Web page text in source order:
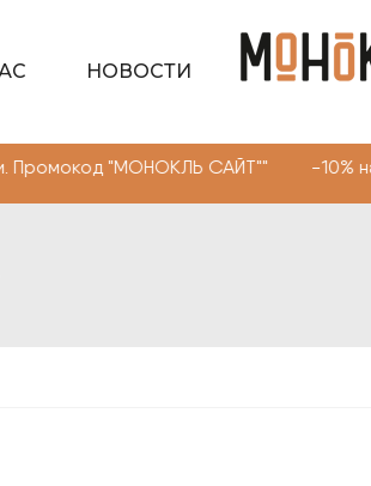
НОВОСТИ
САЙТ"" -10% на